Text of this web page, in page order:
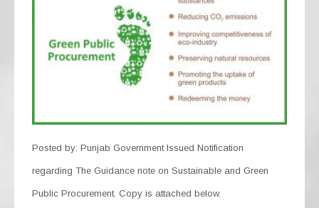
Posted by: Punjab Government Issued Notification
regarding The Guidance note on Sustainable and Green
Public Procurement. Copy is attached below.